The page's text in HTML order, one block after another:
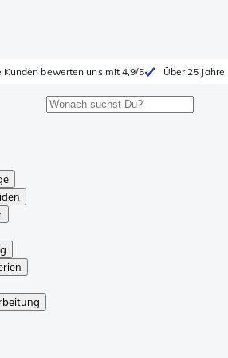
Kunden bewerten uns mit 4,9/5 Über 25